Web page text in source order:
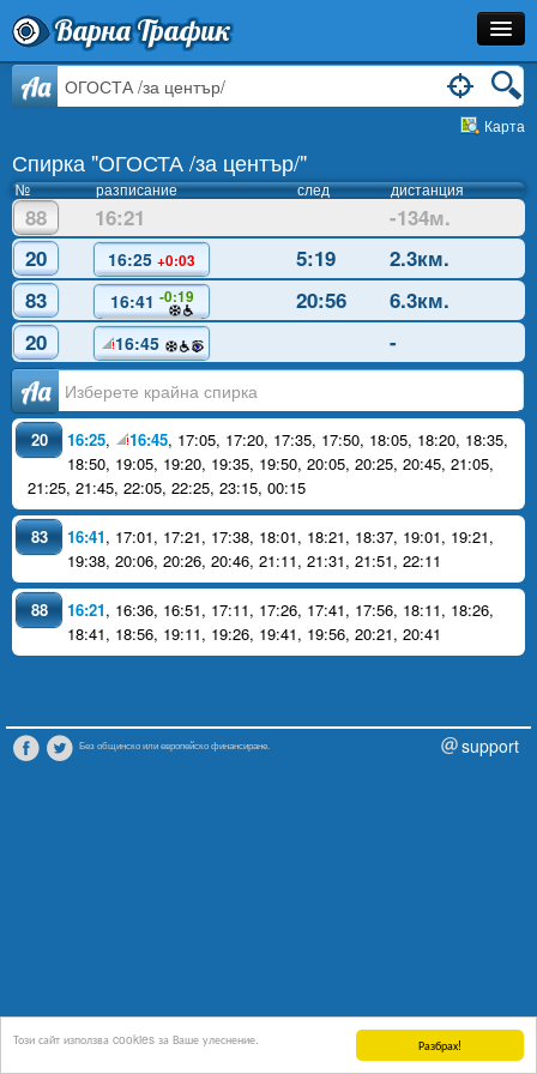
Разбрах!
Този сайт използва cookies за Ваше улеснение.
Варна Трафик
Спирка
Разписание
Как Да Стигна?
Инфо
Aa
Карта
Спирка "ОГОСТА /за център/"
№ разписание след дистанция
88 16:21
-134м.
20
16:25 +0:03 5:19
2.3км.
83
16:41 -0:19 20:56
6.3км.
20
16:45 -
Аа
20 16:25, 16:45, 17:05, 17:20, 17:35, 17:50, 18:05, 18:20, 18:35,
18:50, 19:05, 19:20, 19:35, 19:50, 20:05, 20:25, 20:45, 21:05,
21:25, 21:45, 22:05, 22:25, 23:15, 00:15
83 16:41, 17:01, 17:21, 17:38, 18:01, 18:21, 18:37, 19:01, 19:21,
19:38, 20:06, 20:26, 20:46, 21:11, 21:31, 21:51, 22:11
88 16:21, 16:36, 16:51, 17:11, 17:26, 17:41, 17:56, 18:11, 18:26,
18:41, 18:56, 19:11, 19:26, 19:41, 19:56, 20:21, 20:41
Без общинско или европейско финансиране. support